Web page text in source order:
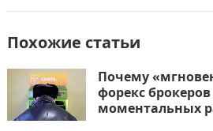
Похожие статьи
Почему
форекс
моментальных